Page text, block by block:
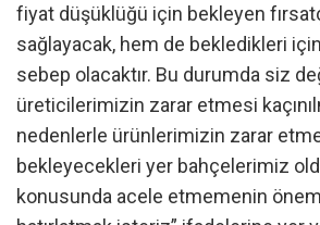
fiyat düşüklüğü için bekleyen
sağlayacak, hem de bekledikleri
sebep olacaktır. Bu durumda siz
üreticilerimizin zarar etmesi
nedenlerle ürünlerimizin zarar
bekleyecekleri yer bahçelerimiz
konusunda acele etmemenin